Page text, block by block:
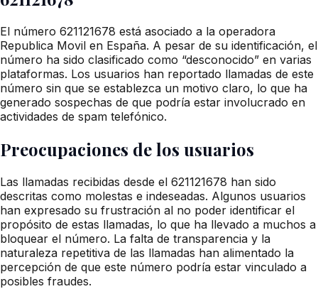
El número 621121678 está asociado a la operadora
Republica Movil en España. A pesar de su identificación, el
número ha sido clasificado como “desconocido” en varias
plataformas. Los usuarios han reportado llamadas de este
número sin que se establezca un motivo claro, lo que ha
generado sospechas de que podría estar involucrado en
actividades de spam telefónico.
Preocupaciones de los usuarios
Las llamadas recibidas desde el 621121678 han sido
descritas como molestas e indeseadas. Algunos usuarios
han expresado su frustración al no poder identificar el
propósito de estas llamadas, lo que ha llevado a muchos a
bloquear el número. La falta de transparencia y la
naturaleza repetitiva de las llamadas han alimentado la
percepción de que este número podría estar vinculado a
posibles fraudes.